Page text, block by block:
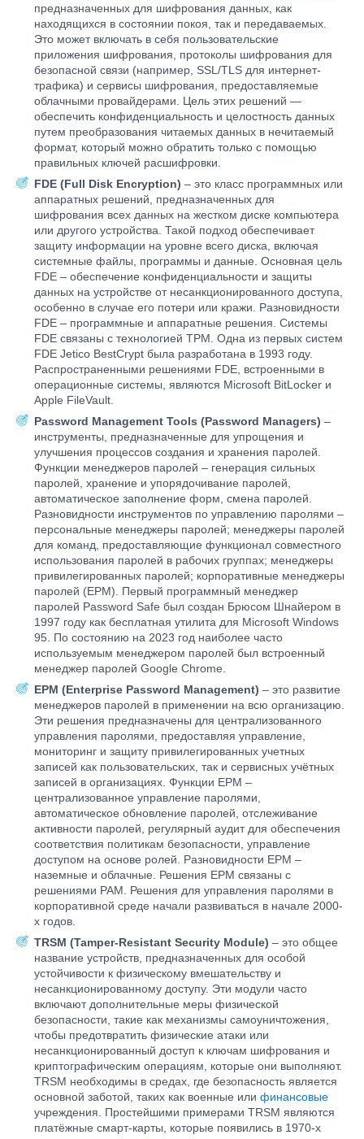
предназначенных для шифрования данных, как
находящихся в состоянии покоя, так и передаваемых.
Это может включать в себя пользовательские
приложения шифрования, протоколы шифрования для
безопасной связи (например, SSL/TLS для интернет-
трафика) и сервисы шифрования, предоставляемые
облачными провайдерами. Цель этих решений —
обеспечить конфиденциальность и целостность данных
путем преобразования читаемых данных в нечитаемый
формат, который можно обратить только с помощью
правильных ключей расшифровки.
FDE (Full Disk Encryption) – это класс программных или
аппаратных решений, предназначенных для
шифрования всех данных на жестком диске компьютера
или другого устройства. Такой подход обеспечивает
защиту информации на уровне всего диска, включая
системные файлы, программы и данные. Основная цель
FDE – обеспечение конфиденциальности и защиты
данных на устройстве от несанкционированного доступа,
особенно в случае его потери или кражи. Разновидности
FDE – программные и аппаратные решения. Системы
FDE связаны с технологией TPM. Одна из первых систем
FDE Jetico BestCrypt была разработана в 1993 году.
Распространенными решениями FDE, встроенными в
операционные системы, являются Microsoft BitLocker и
Apple FileVault.
Password Management Tools (Password Managers) –
инструменты, предназначенные для упрощения и
улучшения процессов создания и хранения паролей.
Функции менеджеров паролей – генерация сильных
паролей, хранение и упорядочивание паролей,
автоматическое заполнение форм, смена паролей.
Разновидности инструментов по управлению паролями –
персональные менеджеры паролей; менеджеры паролей
для команд, предоставляющие функционал совместного
использования паролей в рабочих группах; менеджеры
привилегированных паролей; корпоративные менеджеры
паролей (EPM). Первый программный менеджер
паролей Password Safe был создан Брюсом Шнайером в
1997 году как бесплатная утилита для Microsoft Windows
95. По состоянию на 2023 год наиболее часто
используемым менеджером паролей был встроенный
менеджер паролей Google Chrome.
EPM (Enterprise Password Management) – это развитие
менеджеров паролей в применении на всю организацию.
Эти решения предназначены для централизованного
управления паролями, предоставляя управление,
мониторинг и защиту привилегированных учетных
записей как пользовательских, так и сервисных учётных
записей в организациях. Функции EPM –
централизованное управление паролями,
автоматическое обновление паролей, отслеживание
активности паролей, регулярный аудит для обеспечения
соответствия политикам безопасности, управление
доступом на основе ролей. Разновидности EPM –
наземные и облачные. Решения EPM связаны с
решениями PAM. Решения для управления паролями в
корпоративной среде начали развиваться в начале 2000-
х годов.
TRSM (Tamper-Resistant Security Module) – это общее
название устройств, предназначенных для особой
устойчивости к физическому вмешательству и
несанкционированному доступу. Эти модули часто
включают дополнительные меры физической
безопасности, такие как механизмы самоуничтожения,
чтобы предотвратить физические атаки или
несанкционированный доступ к ключам шифрования и
криптографическим операциям, которые они выполняют.
TRSM необходимы в средах, где безопасность является
основной заботой, таких как военные или финансовые
учреждения. Простейшими примерами TRSM являются
платёжные смарт-карты, которые появились в 1970-х